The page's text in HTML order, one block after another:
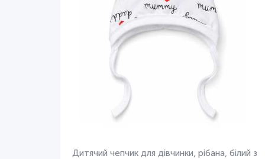
Дитячий чепчик для дівчинки, рібана, білий з